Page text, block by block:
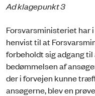
Ad klagepunkt 3
Forsvarsministeriet har
henvist til at
forbeholdt sig adgang
bedømmelsen af
der i forvejen kunne
ansøgerne, blev en